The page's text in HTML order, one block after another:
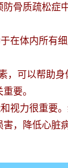
骨质疏松症
在体内所有
可以帮助身
要。
视力很重要
，降低心脏